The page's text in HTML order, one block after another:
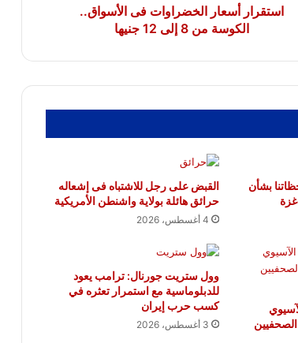
استقرار أسعار الخضراوات فى الأسواق..
الكوسة من 8 إلى 12 جنيها
بشأن
القبض على رجل للاشتباه فى إشعاله
حرائق هائلة بولاية واشنطن الأمريكية
4 أغسطس، 2026
الصحفيين
وول ستريت جورنال: ترامب يعود
للدبلوماسية مع استمرار تعثره في
كسب حرب إيران
3 أغسطس، 2026